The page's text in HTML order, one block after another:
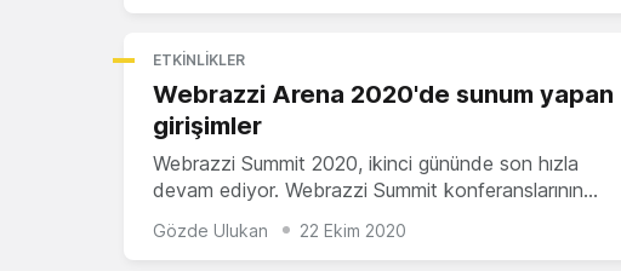
ETKINLIKLER
Webrazzi Arena 2020'de sunum yapan
girişimler
Webrazzi Summit 2020, ikinci gününde son hızla
devam ediyor. Webrazzi Summit konferanslarının…
Gözde Ulukan 22 Ekim 2020